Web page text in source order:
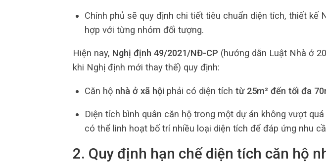
Chính phủ sẽ quy định chi tiết tiêu chuẩn diện tích, thiết kế
hợp với từng nhóm đối tượng.
Hiện nay, Nghị định 49/2021/NĐ-CP (hướng dẫn Luật Nhà ở
khi Nghị định mới thay thế) quy định:
Căn hộ nhà ở xã hộiphải có diện tích từ 25m² đến tối đa
Diện tích bình quân căn hộ trong một dự án không vượt
có thể linh hoạt bố trí nhiều loại diện tích để đáp ứng nhu
2. Quy định hạn chế diện tích căn hộ